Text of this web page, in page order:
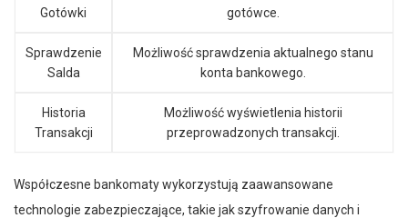
Gotówki gotówce.
Sprawdzenie
Salda
Możliwość sprawdzenia aktualnego stanu
konta bankowego.
Historia
Transakcji
Możliwość wyświetlenia historii
przeprowadzonych transakcji.
Współczesne bankomaty wykorzystują zaawansowane
technologie zabezpieczające, takie jak szyfrowanie danych i